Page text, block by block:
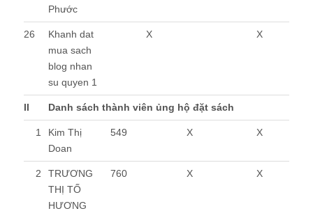
Phước
26
Khanh dat
mua sach
blog nhan
su quyen 1
X X
II Danh sách thành viên ủng hộ đặt sách
1
Kim Thị
Doan
549 X X
2
TRƯƠNG
THỊ TỐ
HƯƠNG
760 X X